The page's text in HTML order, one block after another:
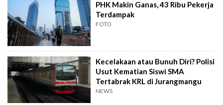
PHK Makin Ganas, 43 Ribu Pekerja
Terdampak
FOTO
Kecelakaan atau Bunuh Diri? Polisi
Usut Kematian Siswi SMA
Tertabrak KRL di Jurangmangu
NEWS